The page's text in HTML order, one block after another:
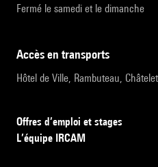
Fermé le samedi et le dimanche
accès en transports
Hôtel de Ville, Rambuteau,
Offres d’emploi et stages
L’équipe IRCAM